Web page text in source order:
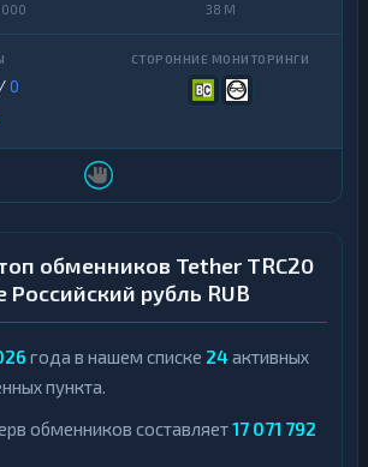
38 M
/0
обменников Tether TRC20
рубль RUB
года в нашем списке 24активных
пункта.
обменников составляет17 071 792